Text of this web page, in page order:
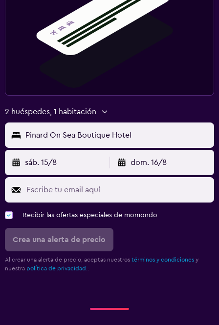
2 huéspedes, 1 habitación
Pinard On Sea Boutique Hotel
sáb. 15/8 dom. 16/8
Recibir las ofertas especiales de momondo
Crea una alerta de precio
Al crear una alerta de precio, aceptas nuestros términos y condiciones y
nuestra política de privacidad.